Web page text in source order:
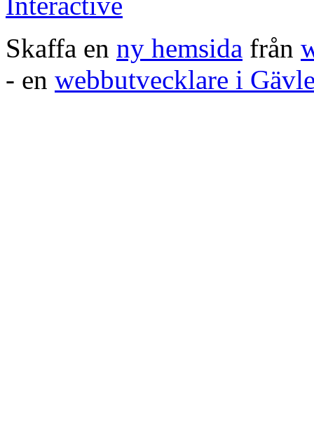
Skaffa en ny hemsida från
- en webbutvecklare i